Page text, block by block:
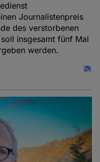
Journalistenpreis
des verstorbenen
insgesamt fünf Mal
werden.